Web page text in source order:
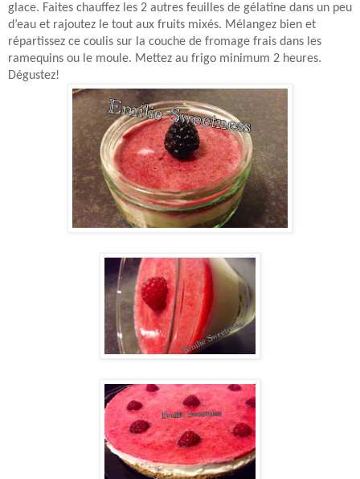
glace. Faites chauffez les 2 autres feuilles de gélatine dans un peu
d’eau et rajoutez le tout aux fruits mixés. Mélangez bien et
répartissez ce coulis sur la couche de fromage frais dans les
ramequins ou le moule. Mettez au frigo minimum 2 heures.
Dégustez!